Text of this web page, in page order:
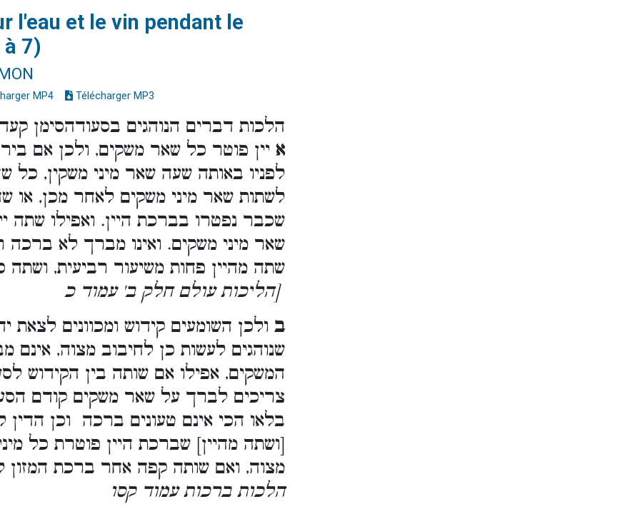
l'eau et le vin pendant le
7)
MP4 Télécharger MP3
הלכות דברים הנוהגים בסעודהסימן
א יין פוטר כל שאר משקים, ולכן אם
לפניו באותה שעה שאר מיני משקין,
לשתות שאר מיני משקים לאחר מכן, או
שכבר נפטרו בברכת היין. ואפילו שתה
שאר מיני משקים. ואינו מברך לא
שתה מהיין פחות משיעור רביעית,
[הליכות עולם חלק ב' עמוד כ
ב ולכן השומעים קידוש ומכוונים לצאת
שנוהגים לעשות כן לחיבוב מצוה,
המשקים, אפילו אם שותה בין הקידוש
צריכים לברך על שאר משקים קודם
בלאו הכי אינם טעונים ברכה וכן
[ושתה מהיין] שברכת היין פוטרת כל
מצוה, ואם שותה קפה אחר ברכת המזון
הלכות ברכות עמוד קסו